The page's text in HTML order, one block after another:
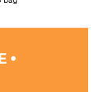
•